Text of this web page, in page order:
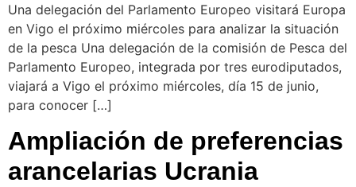
Una delegación del Parlamento Europeo visitará Europa
en Vigo el próximo miércoles para analizar la situación
de la pesca Una delegación de la comisión de Pesca del
Parlamento Europeo, integrada por tres eurodiputados,
viajará a Vigo el próximo miércoles, día 15 de junio,
para conocer […]
Ampliación de preferencias
arancelarias Ucrania